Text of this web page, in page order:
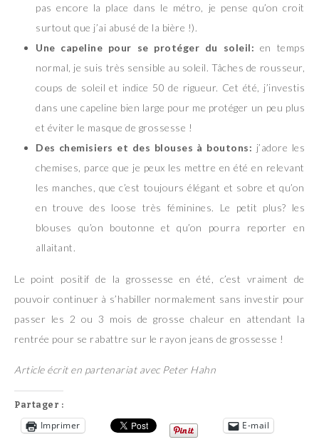
pas encore la place dans le métro, je pense qu’on croit
surtout que j’ai abusé de la bière !).
Une capeline pour se protéger du soleil: en temps
normal, je suis très sensible au soleil. Tâches de rousseur,
coups de soleil et indice 50 de rigueur. Cet été, j’investis
dans une capeline bien large pour me protéger un peu plus
et éviter le masque de grossesse !
Des chemisiers et des blouses à boutons: j’adore les
chemises, parce que je peux les mettre en été en relevant
les manches, que c’est toujours élégant et sobre et qu’on
en trouve des loose très féminines. Le petit plus? les
blouses qu’on boutonne et qu’on pourra reporter en
allaitant.
Le point positif de la grossesse en été, c’est vraiment de
pouvoir continuer à s’habiller normalement sans investir pour
passer les 2 ou 3 mois de grosse chaleur en attendant la
rentrée pour se rabattre sur le rayon jeans de grossesse !
Article écrit en partenariat avec Peter Hahn
Partager :
Imprimer E-mail